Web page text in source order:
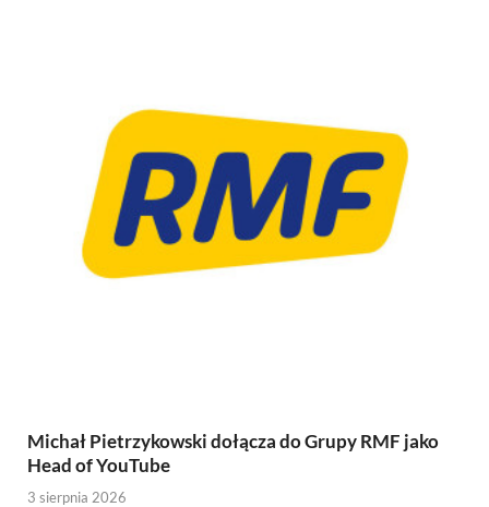
Michał Pietrzykowski dołącza do Grupy RMF jako
Head of YouTube
3 sierpnia 2026